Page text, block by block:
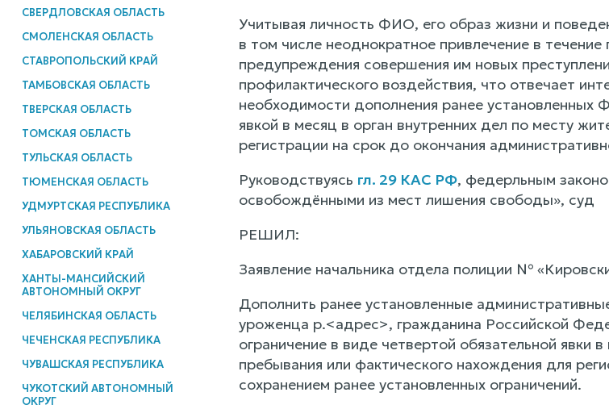
СВЕРДЛОВСКАЯ ОБЛАСТЬ
СМОЛЕНСКАЯ ОБЛАСТЬ
СТАВРОПОЛЬСКИЙ КРАЙ
ТАМБОВСКАЯ ОБЛАСТЬ
ТВЕРСКАЯ ОБЛАСТЬ
ТОМСКАЯ ОБЛАСТЬ
ТУЛЬСКАЯ ОБЛАСТЬ
ТЮМЕНСКАЯ ОБЛАСТЬ
УДМУРТСКАЯ РЕСПУБЛИКА
УЛЬЯНОВСКАЯ ОБЛАСТЬ
ХАБАРОВСКИЙ КРАЙ
ХАНТЫ-МАНСИЙСКИЙ
АВТОНОМНЫЙ ОКРУГ
ЧЕЛЯБИНСКАЯ ОБЛАСТЬ
ЧЕЧЕНСКАЯ РЕСПУБЛИКА
ЧУВАШСКАЯ РЕСПУБЛИКА
ЧУКОТСКИЙ АВТОНОМНЫЙ
ОКРУГ
Учитывая личность ФИО, его образ жизни и
в том числе неоднократное привлечение в
предупреждения совершения им новых
профилактического воздействия, что отвечает
необходимости дополнения ранее установленных
явкой в месяц в орган внутренних дел по месту
регистрации на срок до окончания
Руководствуясь гл. 29 КАС РФ, федерльным
освобождёнными из мест лишения свободы», суд
РЕШИЛ:
Заявление начальника отдела полиции №
Дополнить ранее установленные
уроженца р.<адрес>, гражданина Российской
ограничение в виде четвертой обязательной явки
пребывания или фактического нахождения для
сохранением ранее установленных ограничений.